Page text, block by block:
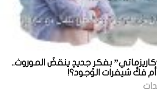
بفكرٍ جديدٍ ينقضُ الموروث..
فكُّ شيفرات الوجود؟!